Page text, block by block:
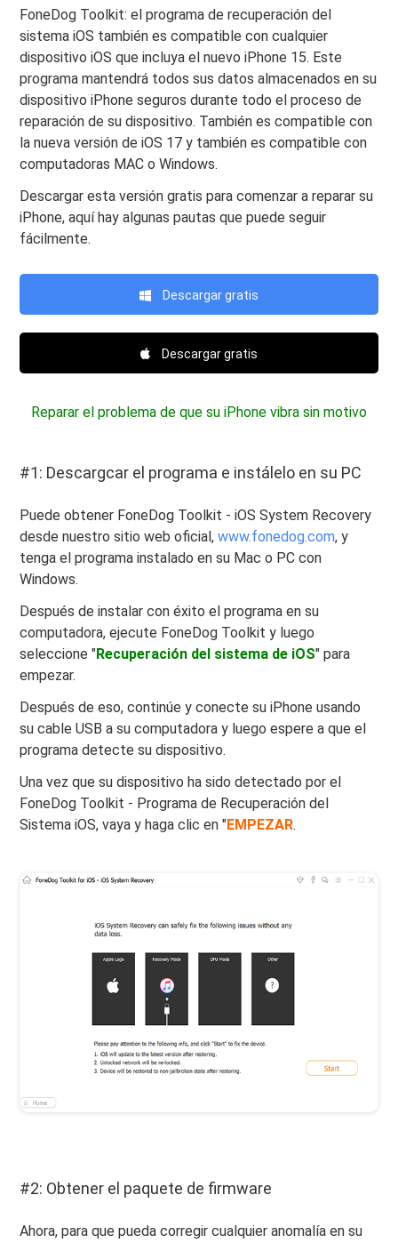
FoneDog Toolkit: el programa de recuperación del
sistema iOS también es compatible con cualquier
dispositivo iOS que incluya el nuevo iPhone 15. Este
programa mantendrá todos sus datos almacenados en su
dispositivo iPhone seguros durante todo el proceso de
reparación de su dispositivo. También es compatible con
la nueva versión de iOS 17 y también es compatible con
computadoras MAC o Windows.
Descargar esta versión gratis para comenzar a reparar su
iPhone, aquí hay algunas pautas que puede seguir
fácilmente.
Descargar gratis
Descargar gratis
Reparar el problema de que su iPhone vibra sin motivo
#1: Descargcar el programa e instálelo en su PC
Puede obtener FoneDog Toolkit - iOS System Recovery
desde nuestro sitio web oficial,www.fonedog.com, y
tenga el programa instalado en su Mac o PC con
Windows.
Después de instalar con éxito el programa en su
computadora, ejecute FoneDog Toolkit y luego
seleccione "Recuperación del sistema de iOS" para
empezar.
Después de eso, continúe y conecte su iPhone usando
su cable USB a su computadora y luego espere a que el
programa detecte su dispositivo.
Una vez que su dispositivo ha sido detectado por el
FoneDog Toolkit - Programa de Recuperación del
Sistema iOS, vaya y haga clic en "EMPEZAR.
#2: Obtener el paquete de firmware
Ahora, para que pueda corregir cualquier anomalía en su